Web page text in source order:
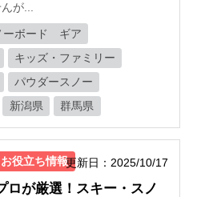
が...
ーボード ギア
キッズ・ファミリー
パウダースノー
新潟県 群馬県
お役立ち情報更新日：2025/10/17
ロが厳選！スキー・スノ